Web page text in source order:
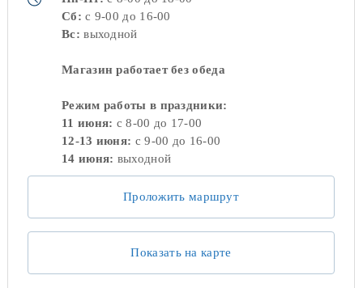
Сб: с 9-00 до 16-00
Вс: выходной
Магазин работает без обеда
Режим работы в праздники:
11 июня: с 8-00 до 17-00
12-13 июня: с 9-00 до 16-00
14 июня: выходной
Проложить маршрут
Показать на карте